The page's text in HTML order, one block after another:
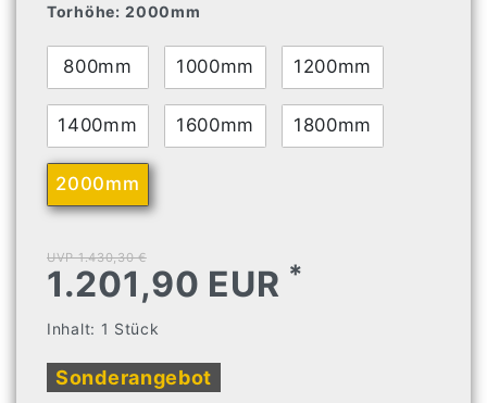
Torhöhe: 2000mm
800mm 1000mm 1200mm
1400mm 1600mm 1800mm
2000mm
UVP 1.430,30 €
1.201,90 EUR *
Inhalt: 1 Stück
Sonderangebot